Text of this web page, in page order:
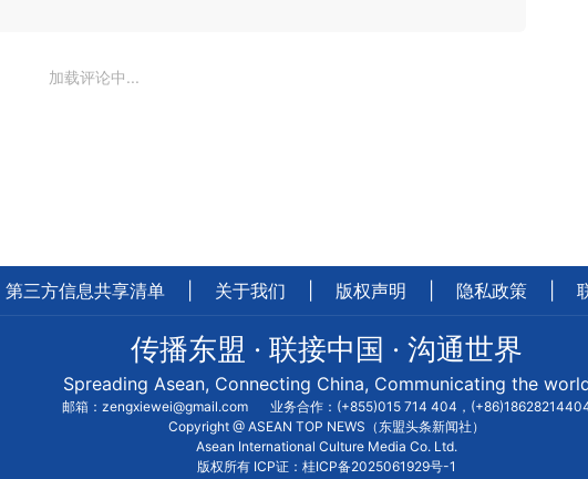
加载评论中...
第三方信息共享清单 关于我们 版权声明 隐私政策
传播东盟 · 联接中国 · 沟通世界
Spreading Asean, Connecting China, Communicating the
邮箱：zengxiewei@gmail.com
业务合作：(+855)015 714 404，
Copyright @ ASEAN TOP NEWS（东盟头条新闻社）
Asean International Culture Media Co. Ltd.
版权所有 ICP证：桂ICP备2025061929号-1